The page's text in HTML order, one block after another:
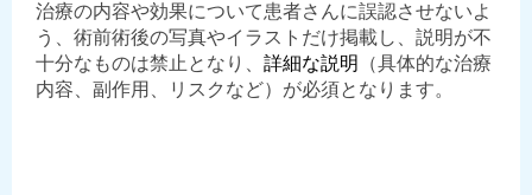
治療の内容や効果について患者さんに誤認させないよ
う、術前術後の写真やイラストだけ掲載し、説明が不
十分なものは禁止となり、 詳細な説明
（具体的な治療
内容、副作用、リスクなど）が必須となります。